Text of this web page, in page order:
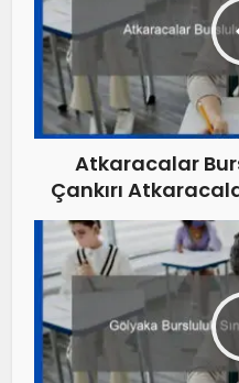
Atkaracalar
Çankırı